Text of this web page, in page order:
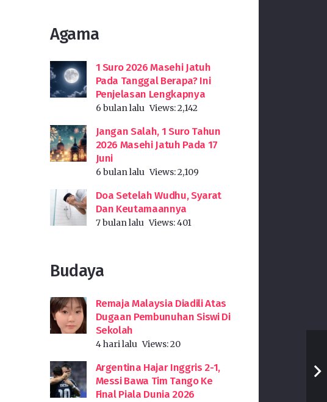
Agama
1 Suro 2026 Masehi Jatuh
Pada Tanggal Berapa? Ini
Penjelasan Lengkapnya
6 bulan lalu Views:2,142
Jangan Salah, 1 Suro Tahun
2026 Masehi Jatuh Pada 17
Juni
6 bulan lalu Views:2,109
Doa Setelah Wudhu, Syarat
Dan Keutamaannya
7 bulan lalu Views:401
Budaya
Remaja Malaysia Diadili Atas
Dugaan Pembunuhan Siswi Di
Sekolah
4 hari lalu Views:20
Argentina Hajar Inggris 2-1,
Messi Bawa Tim Tango Ke
Final Piala Dunia 2026